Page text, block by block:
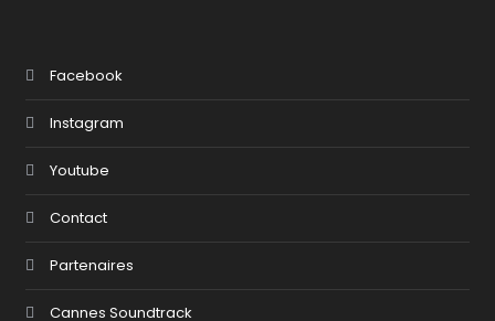
Facebook
Instagram
Youtube
Contact
Partenaires
Cannes Soundtrack